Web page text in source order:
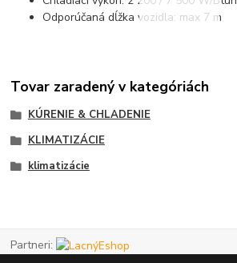
Odporúčaná dĺžka vozidla: max 7 m
Tovar zaradený v kategóriách
KÚRENIE & CHLADENIE
KLIMATIZÁCIE
klimatizácie
Partneri: